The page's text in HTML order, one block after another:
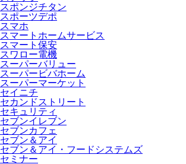
スポンジチタン
スポーツデポ
スマホ
スマートホームサービス
スマート保安
スワロー電機
スーパーバリュー
スーパービバホーム
スーパーマーケット
セイニチ
セカンドストリート
セキュリティ
セブンイレブン
セブンカフェ
セブン＆アイ
セブン＆アイ・フードシステムズ
セミナー